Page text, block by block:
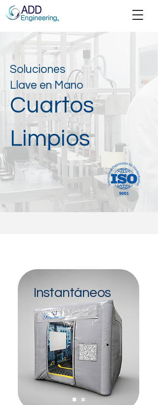
81 1579 8061
sales@add-engineering.mx
Cuartos
Limpios
Soluciones
Llave en Mano
Instantáneos